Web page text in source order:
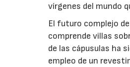
vírgenes del mundo
El futuro complejo
comprende villas
de las cápusulas ha
empleo de un